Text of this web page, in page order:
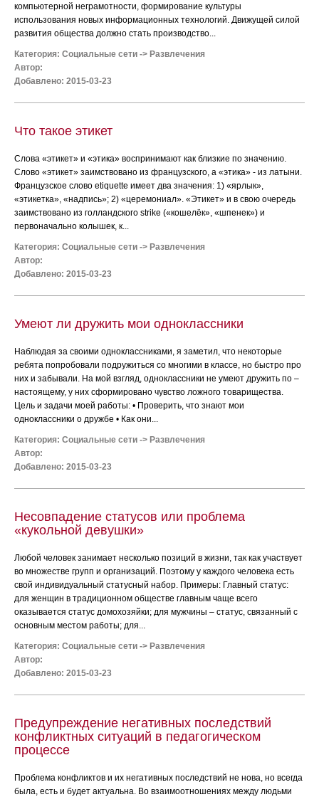
компьютерной неграмотности, формирование культуры
использования новых информационных технологий. Движущей силой
развития общества должно стать производство...
Категория: Социальные сети -> Развлечения
Автор:
Добавлено: 2015-03-23
Что такое этикет
Слова «этикет» и «этика» воспринимают как близкие по значению.
Слово «этикет» заимствовано из французского, а «этика» - из латыни.
Французское слово etiquette имеет два значения: 1) «ярлык»,
«этикетка», «надпись»; 2) «церемониал». «Этикет» и в свою очередь
заимствовано из голландского strike («кошелёк», «шпенек») и
первоначально колышек, к...
Категория: Социальные сети -> Развлечения
Автор:
Добавлено: 2015-03-23
Умеют ли дружить мои одноклассники
Наблюдая за своими одноклассниками, я заметил, что некоторые
ребята попробовали подружиться со многими в классе, но быстро про
них и забывали. На мой взгляд, одноклассники не умеют дружить по –
настоящему, у них сформировано чувство ложного товарищества.
Цель и задачи моей работы: • Проверить, что знают мои
одноклассники о дружбе • Как они...
Категория: Социальные сети -> Развлечения
Автор:
Добавлено: 2015-03-23
Несовпадение статусов или проблема
«кукольной девушки»
Любой человек занимает несколько позиций в жизни, так как участвует
во множестве групп и организаций. Поэтому у каждого человека есть
свой индивидуальный статусный набор. Примеры: Главный статус:
для женщин в традиционном обществе главным чаще всего
оказывается статус домохозяйки; для мужчины – статус, связанный с
основным местом работы; для...
Категория: Социальные сети -> Развлечения
Автор:
Добавлено: 2015-03-23
Предупреждение негативных последствий
конфликтных ситуаций в педагогическом
процессе
Проблема конфликтов и их негативных последствий не нова, но всегда
была, есть и будет актуальна. Во взаимоотношениях между людьми